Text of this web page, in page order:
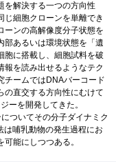
を解決する一つの方向性
じ細胞クローンを単離でき
ーンの高解像度分子状態を
部あるいは環境状態を「遺
胞に搭載し、細胞試料を破
報を読み出せるようなテク
チームではDNAバーコード
の直交する方向性にむけて
ーを開発してきた。
ついてその分子ダイナミク
哺乳動物の発生過程にお
能にしつつある。